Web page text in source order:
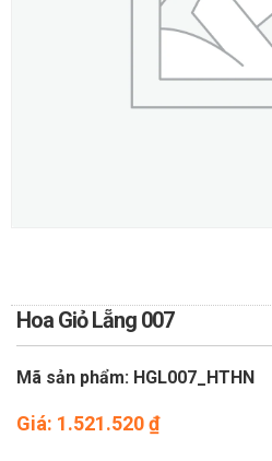
Hoa Giỏ Lẵng 007
Mã sản phẩm: HGL007_HTHN
Giá: 1.521.520₫
DỊCH VỤ GỬI ĐIỆN HOA VỀ